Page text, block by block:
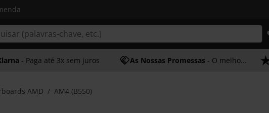
- Paga até 3x sem juros As Nossas Promessas - O melhor atendimento
AMD AM4 (B550)